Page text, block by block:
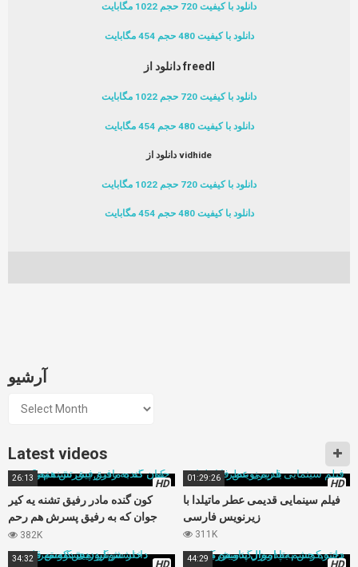
دانلود با کیفیت 720 حجم 1022 مگابایت
دانلود با کیفیت 480 حجم 454 مگابایت
دانلود از freedl
دانلود با کیفیت 720 حجم 1022 مگابایت
دانلود با کیفیت 480 حجم 454 مگابایت
دانلود از vidhide
دانلود با کیفیت 720 حجم 1022 مگابایت
دانلود با کیفیت 480 حجم 454 مگابایت
آرشیو
آرشیو
Latest videos
HD
26:13
کون گنده مادر رفیق تشنه یه کیر
جوان که به رفیق پسرش هم رحم
نمیکنه
382K
HD
01:29:26
فیلم سینمایی قدیمی عطر ماتیلدا با
زیرنویس فارسی
311K
HD
34:32 HD
44:29